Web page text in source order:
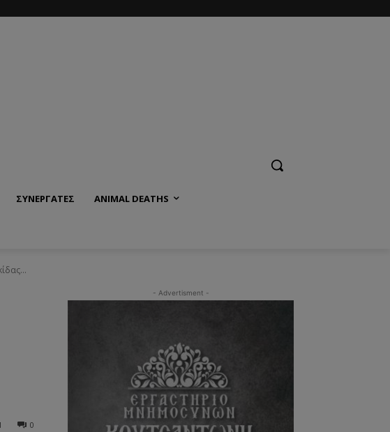
ΣΥΝΕΡΓΑΤΕΣ ANIMAL DEATHS
0
- Advertisment -